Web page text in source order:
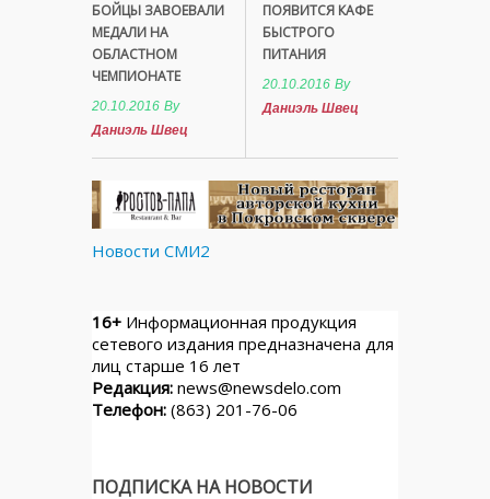
БОЙЦЫ ЗАВОЕВАЛИ
МЕДАЛИ НА
ОБЛАСТНОМ
ЧЕМПИОНАТЕ
20.10.2016 By
Даниэль Швец
ПОЯВИТСЯ КАФЕ
БЫСТРОГО
ПИТАНИЯ
20.10.2016 By
Даниэль Швец
Новости СМИ2
16+ Информационная продукция
сетевого издания предназначена для
лиц старше 16 лет
Редакция: news@newsdelo.com
Телефон: (863) 201-76-06
ПОДПИСКА НА НОВОСТИ